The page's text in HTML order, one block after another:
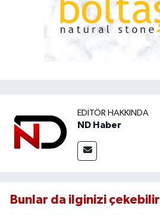
EDITÖR HAKKINDA
ND Haber
Bunlar da ilginizi çekebilir